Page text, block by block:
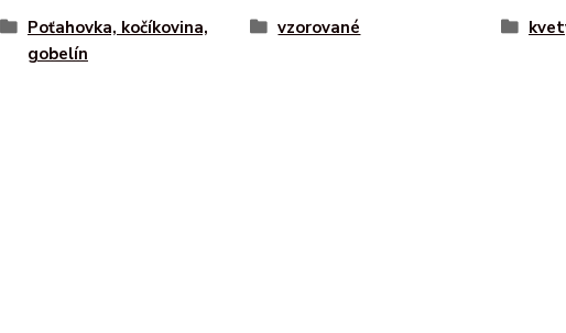
Poťahovka, kočíkovina,
gobelín
vzorované